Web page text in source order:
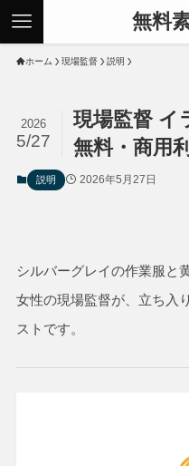
無料
ホーム 現場監督 説明
現場監督 イ
無料・商用
2026
5/27
説明 2026年5月27日
シルバーグレイの作業服と
女性の現場監督が、立ち入
ストです。